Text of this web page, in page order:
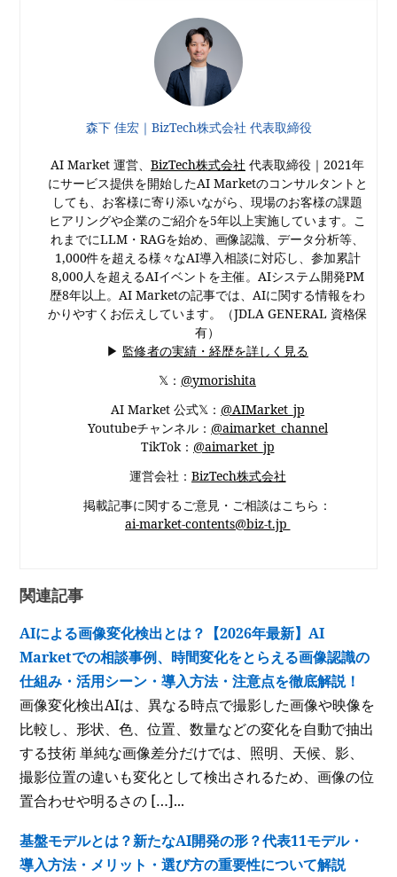
森下 佳宏｜BizTech株式会社 代表取締役
AI Market 運営、 BizTech株式会社 代表取締役｜2021年
にサービス提供を開始したAI Marketのコンサルタントと
しても、お客様に寄り添いながら、現場のお客様の課題
ヒアリングや企業のご紹介を5年以上実施しています。こ
れまでにLLM・RAGを始め、画像認識、データ分析等、
1,000件を超える様々なAI導入相談に対応し、参加累計
8,000人を超えるAIイベントを主催。AIシステム開発PM
歴8年以上。AI Marketの記事では、AIに関する情報をわ
かりやすくお伝えしています。（JDLA GENERAL 資格保
有）
▶ 監修者の実績・経歴を詳しく見る
𝕏： @ymorishita
AI Market 公式𝕏： @AIMarket_jp
Youtubeチャンネル： @aimarket_channel
TikTok： @aimarket_jp
運営会社： BizTech株式会社
掲載記事に関するご意見・ご相談はこちら：
ai-market-contents@biz-t.jp
関連記事
AIによる画像変化検出とは？【2026年最新】AI
Marketでの相談事例、時間変化をとらえる画像認識の
仕組み・活用シーン・導入方法・注意点を徹底解説！
画像変化検出AIは、異なる時点で撮影した画像や映像を
比較し、形状、色、位置、数量などの変化を自動で抽出
する技術 単純な画像差分だけでは、照明、天候、影、
撮影位置の違いも変化として検出されるため、画像の位
置合わせや明るさの […]...
基盤モデルとは？新たなAI開発の形？代表11モデル・
導入方法・メリット・選び方の重要性について解説